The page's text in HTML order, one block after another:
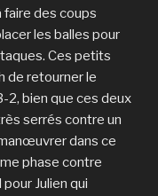
des coups
les balles pour
Ces petits
de retourner le
2, bien que ces deux
serrés contre un
dans ce
phase contre
Julien qui